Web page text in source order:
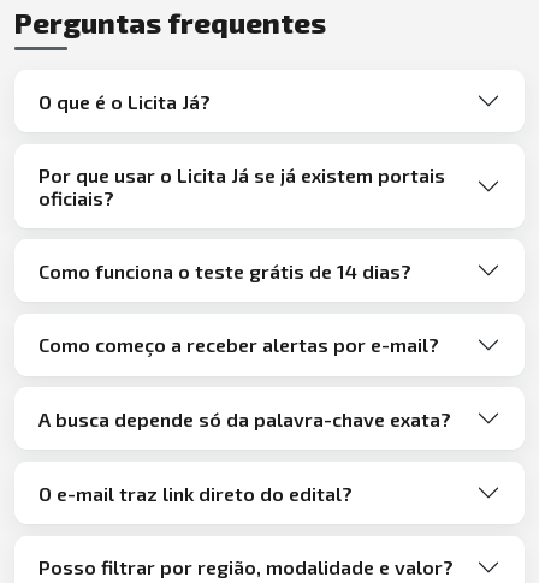
Perguntas frequentes
O que é o Licita Já?
Por que usar o Licita Já se já existem portais
oficiais?
Como funciona o teste grátis de 14 dias?
Como começo a receber alertas por e-mail?
A busca depende só da palavra-chave exata?
O e-mail traz link direto do edital?
Posso filtrar por região, modalidade e valor?